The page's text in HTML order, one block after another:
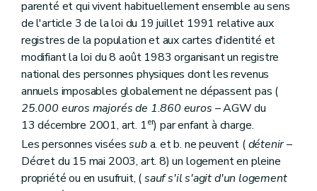
Section 3 (Des dispositions spécifiques aux régies des quartiers
Art. 195
Art. 196
Art. 197
Section 4 Des dispositions spécifiques aux associations de promotion du logement
Art. 198
Art. 199
Chapitre VII (Du Conseil supérieur du logement
Art. 200
De l'audit des acteurs locaux de la politique du logement
Art.200/1
Titre IV (Dispositions administratives et pénales
Art.200bis
parenté et qui vivent habituellement ensemble au sens
de l'article 3 de la loi du 19 juillet 1991 relative aux
registres de la population et aux cartes d'identité et
modifiant la loi du 8 août 1983 organisant un registre
national des personnes physiques dont les revenus
annuels imposables globalement ne dépassent pas (
25.000 euros majorés de 1.860 euros – AGW du
13 décembre 2001, art. 1er) par enfant à charge.
Les personnes viséessuba. et b. ne peuvent (détenir–
Décret du 15 mai 2003, art. 8) un logement en pleine
propriété ou en usufruit, (sauf s'il s'agit d'un logement